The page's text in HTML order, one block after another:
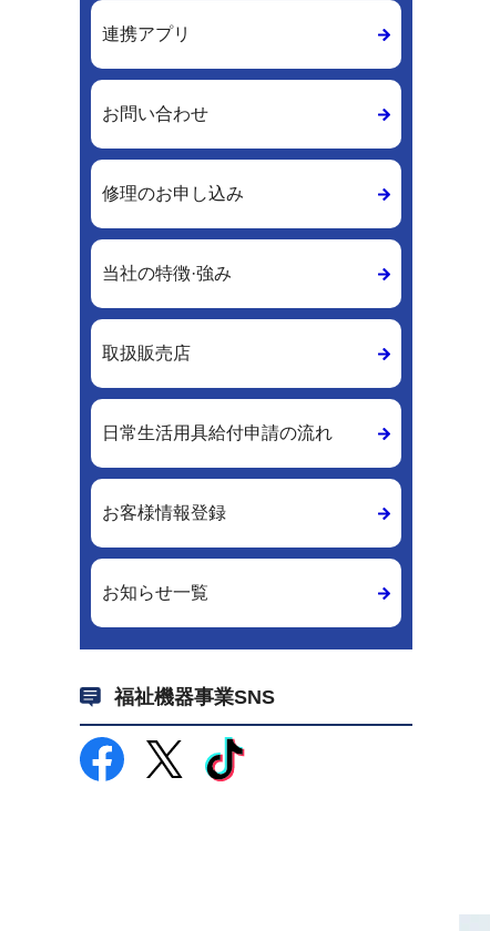
連携アプリ
お問い合わせ
修理のお申し込み
当社の特徴·強み
取扱販売店
日常生活用具給付申請の流れ
お客様情報登録
お知らせ一覧
福祉機器事業SNS